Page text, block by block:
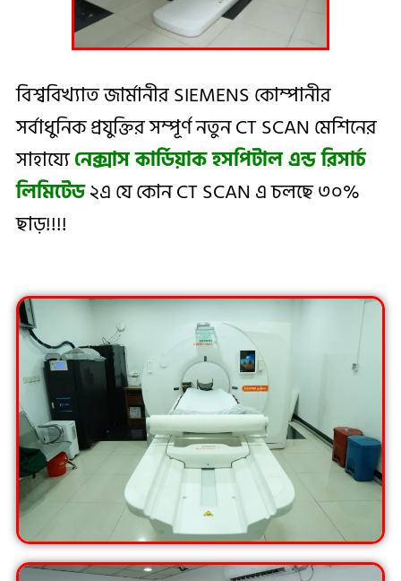
বিশ্ববিখ্যাত জার্মানীর SIEMENS কোম্পানীর
সর্বাধুনিক প্রযুক্তির সম্পূর্ণ নতুন CT SCAN মেশিনের
সাহায্যেনেক্সাস কার্ডিয়াক হসপিটাল এন্ড রিসার্চ
লিমিটেড২এ যে কোন CT SCAN এ চলছে ৩০%
ছাড়!!!!